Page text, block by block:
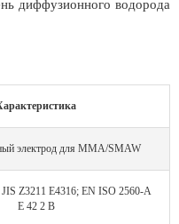
диффузионного водорода
электрод для MMA/SMAW
Z3211 E4316; EN ISO 2560-A
E 42 2 B